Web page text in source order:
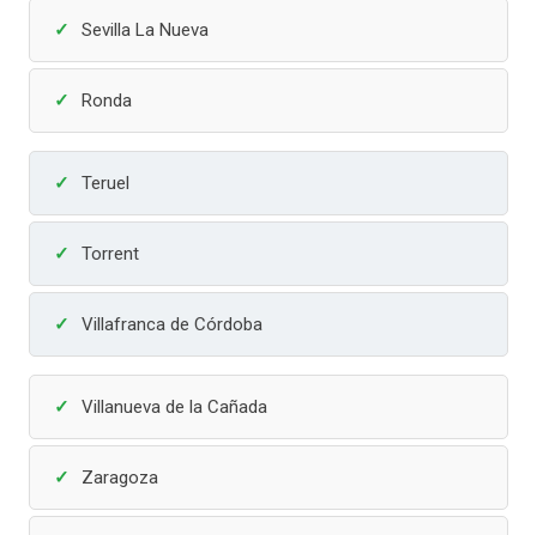
Sevilla La Nueva
Ronda
Teruel
Torrent
Villafranca de Córdoba
Villanueva de la Cañada
Zaragoza